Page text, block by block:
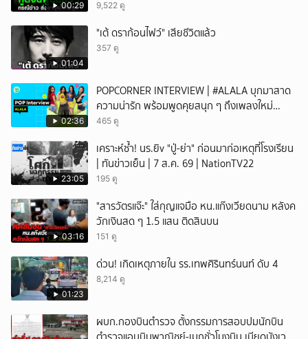
00:29 9,522 ดู
01:04
"เต้ ดราก้อนไฟว์" เสียชีวิตแล้ว
357 ดู
02:36
POPCORNER INTERVIEW | #ALALA บุกมาสาด
ความน่ารัก พร้อมพูดคุยสนุก ๆ ถึงเพลงใหม่
'ON&OFF'
465 ดู
23:05
เคราะห์ซ้ำ! นร.ยิv "ปู่-ย่า" ก่อนมาก่อเหตุที่โรงเรียน
| ทันข่าวเย็น | 7 ส.ค. 69 | NationTV22
195 ดู
03:16
"สารวัตรแจ๊ะ" ใส่กุญแจมือ หน.แก๊งเวียดนาม หลังค
วักเงินสด ๆ 1.5 แสน ติดสินบน
151 ดู
01:23
ด่วน! เกิดเหตุภายใน รร.เทพศิรินทร์นนท์ ดับ 4
8,214 ดู
ผบก.กองบินตำรวจ ตั้งกรรมการสอบปมนักบิน